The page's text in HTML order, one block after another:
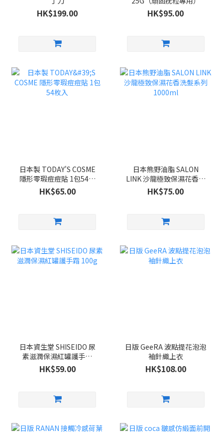
HK$199.00 HK$95.00
日本製 TODAY'S COSME
隱形零瑕痘痘貼 1包54枚
入
HK$65.00
日本熊野油脂 SALON
LINK 沙龍極致保濕花香洗
髮系列 1000ml
HK$75.00
日本資生堂 SHISEIDO 尿
素滋潤保濕紅罐護手霜
100g
HK$59.00
日版 GeeRA 波點提花泡泡
袖針織上衣
HK$108.00